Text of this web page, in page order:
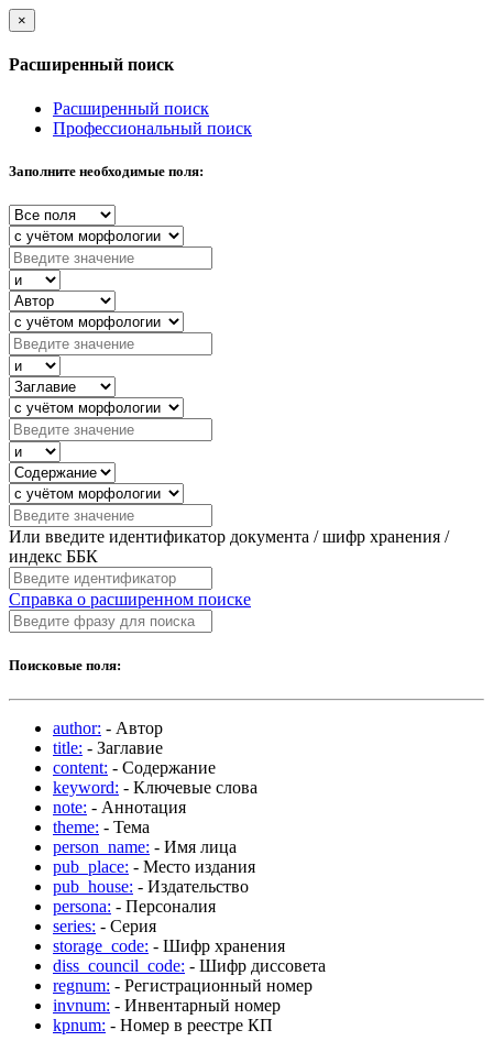
×
Расширенный поиск
Расширенный поиск
Профессиональный поиск
Заполните необходимые поля:
Или введите идентификатор документа / шифр хранения /
индекс ББК
Справка о расширенном поиске
Поисковые поля:
author: - Автор
title: - Заглавие
content: - Содержание
keyword: - Ключевые слова
note: - Аннотация
theme: - Тема
person_name: - Имя лица
pub_place: - Место издания
pub_house: - Издательство
persona: - Персоналия
series: - Серия
storage_code: - Шифр хранения
diss_council_code: - Шифр диссовета
regnum: - Регистрационный номер
invnum: - Инвентарный номер
kpnum: - Номер в реестре КП